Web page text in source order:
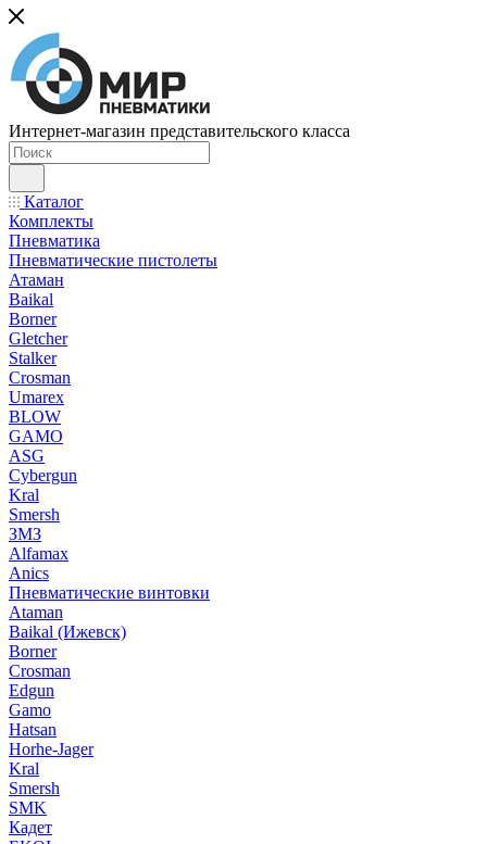
Интернет-магазин представительского класса
Каталог
Комплекты
Пневматика
Пневматические пистолеты
Атаман
Baikal
Borner
Gletcher
Stalker
Crosman
Umarex
BLOW
GAMO
ASG
Cybergun
Kral
Smersh
ЗМЗ
Alfamax
Anics
Пневматические винтовки
Ataman
Baikal (Ижевск)
Borner
Crosman
Edgun
Gamo
Hatsan
Horhe-Jager
Kral
Smersh
SMK
Кадет